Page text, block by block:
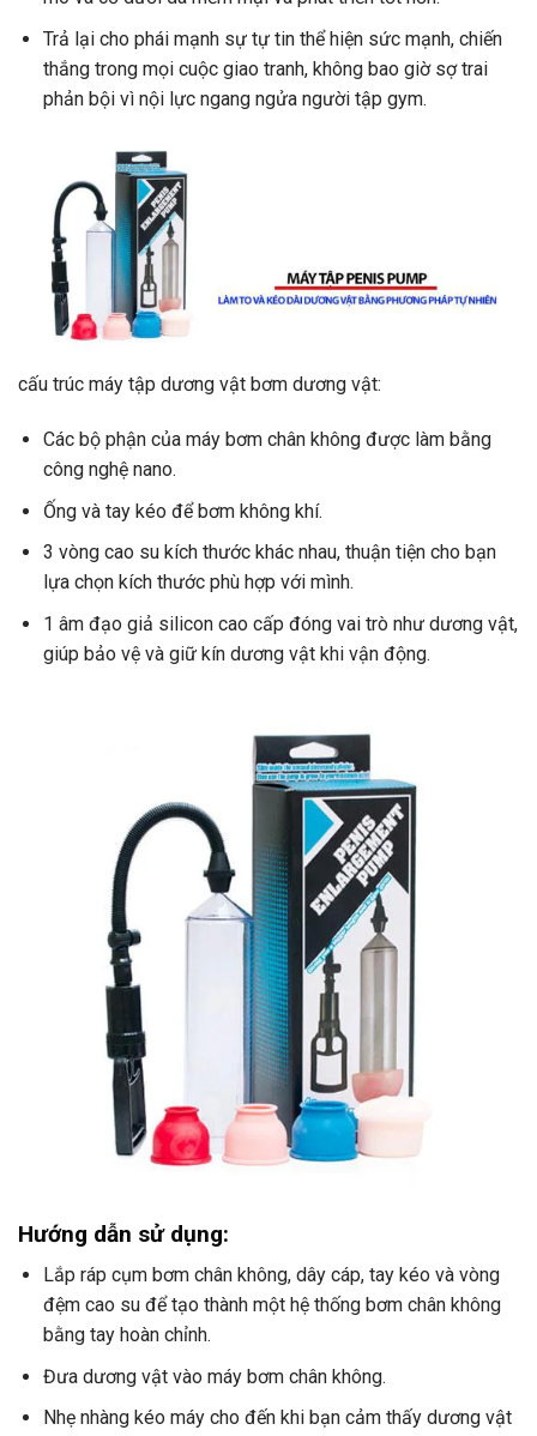
Trả lại cho phái mạnh sự tự tin thể hiện sức mạnh, chiến
thắng trong mọi cuộc giao tranh, không bao giờ sợ trai
phản bội vì nội lực ngang ngửa người tập gym.
cấu trúc máy tập dương vật bơm dương vật:
Các bộ phận của máy bơm chân không được làm bằng
công nghệ nano.
Ống và tay kéo để bơm không khí.
3 vòng cao su kích thước khác nhau, thuận tiện cho bạn
lựa chọn kích thước phù hợp với mình.
1 âm đạo giả silicon cao cấp đóng vai trò như dương vật,
giúp bảo vệ và giữ kín dương vật khi vận động.
Hướng dẫn sử dụng:
Lắp ráp cụm bơm chân không, dây cáp, tay kéo và vòng
đệm cao su để tạo thành một hệ thống bơm chân không
bằng tay hoàn chỉnh.
Đưa dương vật vào máy bơm chân không.
Nhẹ nhàng kéo máy cho đến khi bạn cảm thấy dương vật